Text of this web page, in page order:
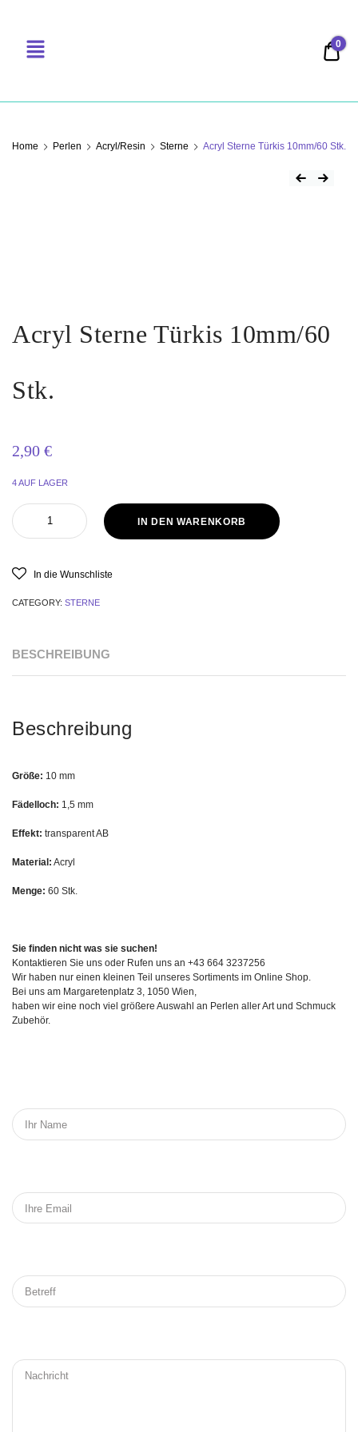
0
Home Perlen Acryl/Resin Sterne Acryl Sterne Türkis 10mm/60 Stk.
Acryl Sterne Türkis 10mm/60
Stk.
2,90 €
4 AUF LAGER
IN DEN WARENKORB
In die Wunschliste
CATEGORY: STERNE
BESCHREIBUNG
Beschreibung
Größe: 10 mm
Fädelloch: 1,5 mm
Effekt: transparent AB
Material: Acryl
Menge: 60 Stk.
Sie finden nicht was sie suchen!
Kontaktieren Sie uns oder Rufen uns an +43 664 3237256
Wir haben nur einen kleinen Teil unseres Sortiments im Online Shop.
Bei uns am Margaretenplatz 3, 1050 Wien,
haben wir eine noch viel größere Auswahl an Perlen aller Art und Schmuck
Zubehör.